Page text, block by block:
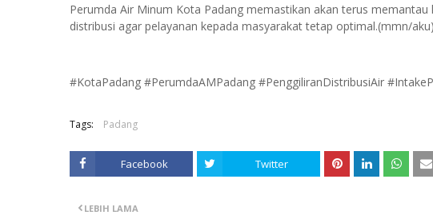
Perumda Air Minum Kota Padang memastikan akan terus
distribusi agar pelayanan kepada masyarakat tetap optimal.(mmn/aku)
#KotaPadang #PerumdaAMPadang #PenggiliranDistribusiAir
Tags: Padang
Facebook Twitter
LEBIH LAMA